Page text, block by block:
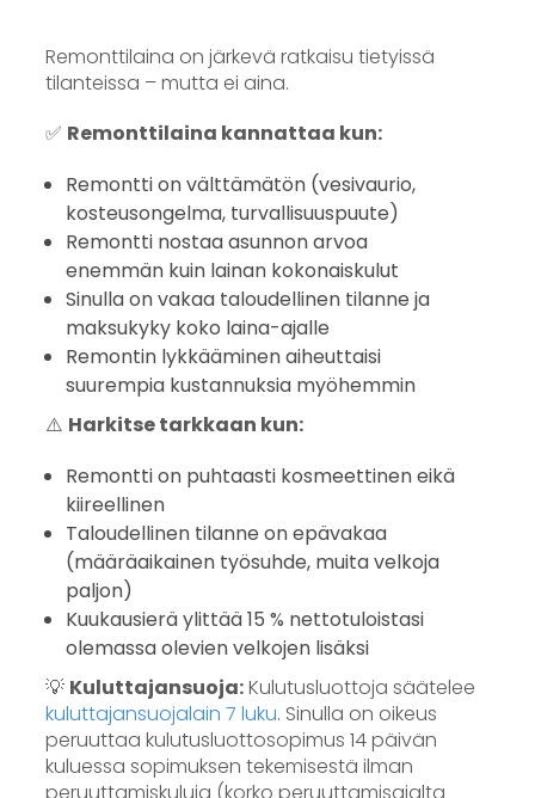
Remonttilaina on järkevä ratkaisu tietyissä
tilanteissa – mutta ei aina.
✅ Remonttilaina kannattaa kun:
Remontti on välttämätön (vesivaurio,
kosteusongelma, turvallisuuspuute)
Remontti nostaa asunnon arvoa
enemmän kuin lainan kokonaiskulut
Sinulla on vakaa taloudellinen tilanne ja
maksukyky koko laina-ajalle
Remontin lykkääminen aiheuttaisi
suurempia kustannuksia myöhemmin
⚠️ Harkitse tarkkaan kun:
Remontti on puhtaasti kosmeettinen eikä
kiireellinen
Taloudellinen tilanne on epävakaa
(määräaikainen työsuhde, muita velkoja
paljon)
Kuukausierä ylittää 15 % nettotuloistasi
olemassa olevien velkojen lisäksi
💡 Kuluttajansuoja:Kulutusluottoja säätelee
kuluttajansuojalain 7 luku. Sinulla on oikeus
peruuttaa kulutusluottosopimus 14 päivän
kuluessa sopimuksen tekemisestä ilman
peruuttamiskuluja (korko peruuttamisajalta